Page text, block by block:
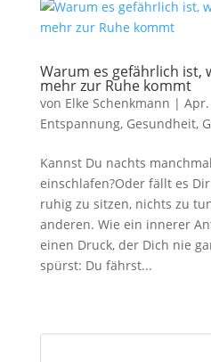
Warum es gefährlich ist,
mehr zur Ruhe kommt
von Elke Schenkmann | Apr.
Entspannung, Gesundheit,
Kannst Du nachts
einschlafen?Oder fällt es
ruhig zu sitzen, nichts zu
anderen. Wie ein innerer
einen Druck, der Dich nie
spürst: Du fährst...